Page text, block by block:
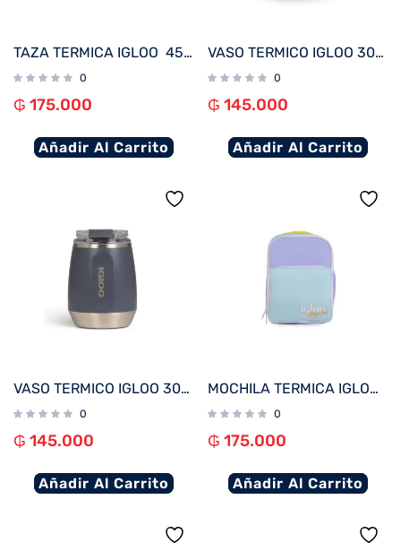
TAZA TERMICA IGLOO 450ML P/CAFÉ CARBONITE 71232
0
₲ 175.000
Añadir Al Carrito
VASO TERMICO IGLOO 300ML P/VINO BLANCO C/TAPA 71236
0
₲ 145.000
Añadir Al Carrito
VASO TERMICO IGLOO 300ML P/VINO CARBONITE C/TAPA 71237
0
₲ 145.000
Añadir Al Carrito
MOCHILA TERMICA IGLOO 12 LATAS RETRO LILA/AMARILLO 63074
0
₲ 175.000
Añadir Al Carrito